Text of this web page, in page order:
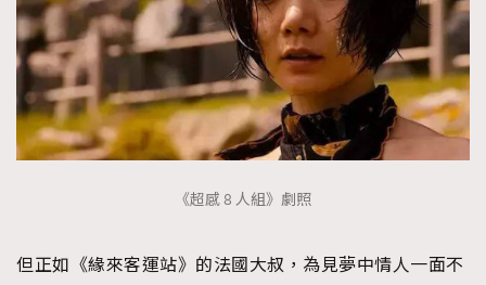
《超感 8 人組》劇照
但正如《緣來客運站》的法國大叔，為見夢中情人一面不